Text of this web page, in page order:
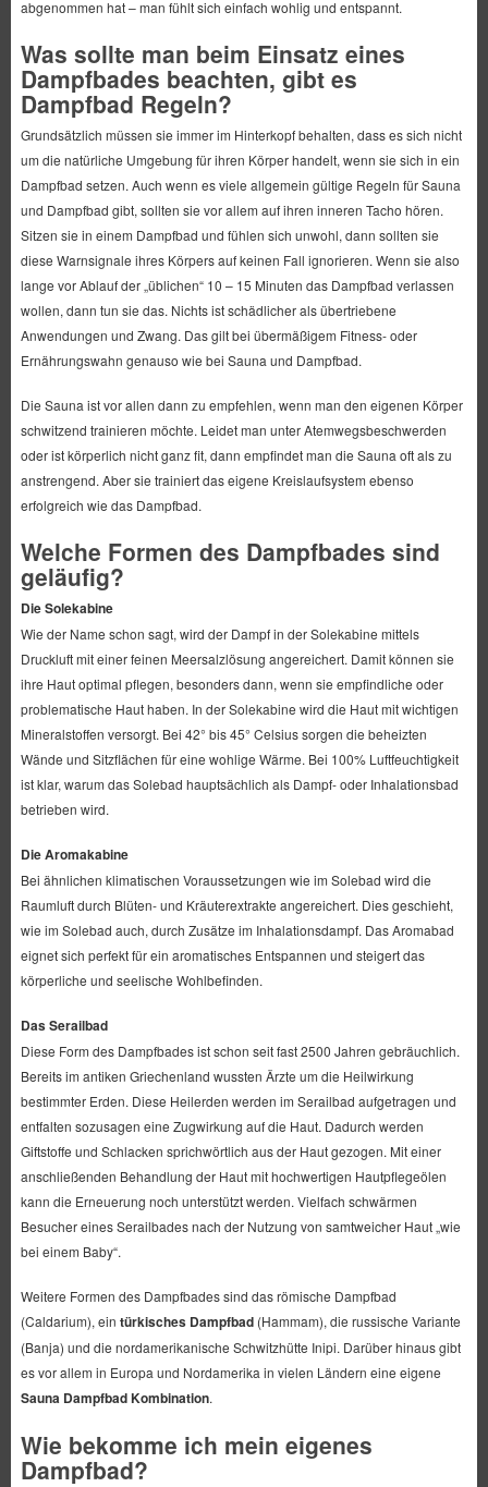
abgenommen hat – man fühlt sich einfach wohlig und entspannt.
Was sollte man beim Einsatz eines
Dampfbades beachten, gibt es
Dampfbad Regeln?
Grundsätzlich müssen sie immer im Hinterkopf behalten, dass es sich nicht
um die natürliche Umgebung für ihren Körper handelt, wenn sie sich in ein
Dampfbad setzen. Auch wenn es viele allgemein gültige Regeln für Sauna
und Dampfbad gibt, sollten sie vor allem auf ihren inneren Tacho hören.
Sitzen sie in einem Dampfbad und fühlen sich unwohl, dann sollten sie
diese Warnsignale ihres Körpers auf keinen Fall ignorieren. Wenn sie also
lange vor Ablauf der „üblichen“ 10 – 15 Minuten das Dampfbad verlassen
wollen, dann tun sie das. Nichts ist schädlicher als übertriebene
Anwendungen und Zwang. Das gilt bei übermäßigem Fitness- oder
Ernährungswahn genauso wie bei Sauna und Dampfbad.
Die Sauna ist vor allen dann zu empfehlen, wenn man den eigenen Körper
schwitzend trainieren möchte. Leidet man unter Atemwegsbeschwerden
oder ist körperlich nicht ganz fit, dann empfindet man die Sauna oft als zu
anstrengend. Aber sie trainiert das eigene Kreislaufsystem ebenso
erfolgreich wie das Dampfbad.
Welche Formen des Dampfbades sind
geläufig?
Die Solekabine
Wie der Name schon sagt, wird der Dampf in der Solekabine mittels
Druckluft mit einer feinen Meersalzlösung angereichert. Damit können sie
ihre Haut optimal pflegen, besonders dann, wenn sie empfindliche oder
problematische Haut haben. In der Solekabine wird die Haut mit wichtigen
Mineralstoffen versorgt. Bei 42° bis 45° Celsius sorgen die beheizten
Wände und Sitzflächen für eine wohlige Wärme. Bei 100% Luftfeuchtigkeit
ist klar, warum das Solebad hauptsächlich als Dampf- oder Inhalationsbad
betrieben wird.
Die Aromakabine
Bei ähnlichen klimatischen Voraussetzungen wie im Solebad wird die
Raumluft durch Blüten- und Kräuterextrakte angereichert. Dies geschieht,
wie im Solebad auch, durch Zusätze im Inhalationsdampf. Das Aromabad
eignet sich perfekt für ein aromatisches Entspannen und steigert das
körperliche und seelische Wohlbefinden.
Das Serailbad
Diese Form des Dampfbades ist schon seit fast 2500 Jahren gebräuchlich.
Bereits im antiken Griechenland wussten Ärzte um die Heilwirkung
bestimmter Erden. Diese Heilerden werden im Serailbad aufgetragen und
entfalten sozusagen eine Zugwirkung auf die Haut. Dadurch werden
Giftstoffe und Schlacken sprichwörtlich aus der Haut gezogen. Mit einer
anschließenden Behandlung der Haut mit hochwertigen Hautpflegeölen
kann die Erneuerung noch unterstützt werden. Vielfach schwärmen
Besucher eines Serailbades nach der Nutzung von samtweicher Haut „wie
bei einem Baby“.
Weitere Formen des Dampfbades sind das römische Dampfbad
(Caldarium), ein türkisches Dampfbad(Hammam), die russische Variante
(Banja) und die nordamerikanische Schwitzhütte Inipi. Darüber hinaus gibt
es vor allem in Europa und Nordamerika in vielen Ländern eine eigene
Sauna Dampfbad Kombination.
Wie bekomme ich mein eigenes
Dampfbad?